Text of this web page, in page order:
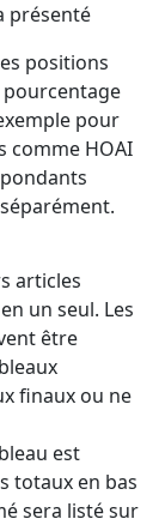
présenté
positions
pourcentage
pour
comme HOAI
articles
un seul. Les
être
finaux ou ne
est
totaux en bas
sera listé sur